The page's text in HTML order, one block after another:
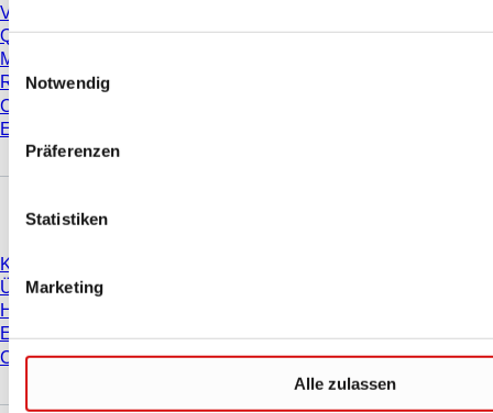
Einwilligungsauswahl
Notwendig
Präferenzen
Statistiken
Marketing
Alle zulassen
Videos
Qualitätsmanagement
Materialeigenschaften
Reinheitsgrade
Chemikalienbeständigkeit
Einfrieren von SARSTEDT-Röhren
Karriere
Über uns
Historie
Einkauf und Logistik
Compliance